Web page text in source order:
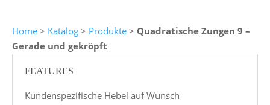
Home> Katalog> Produkte> Quadratische Zungen 9 –
Gerade und gekröpft
FEATURES
Kundenspezifische Hebel auf Wunsch